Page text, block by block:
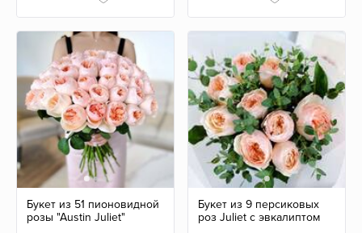
Букет из 51 пионовидной
розы "Austin Juliet"
Букет из 9 персиковых
роз Juliet с эвкалиптом